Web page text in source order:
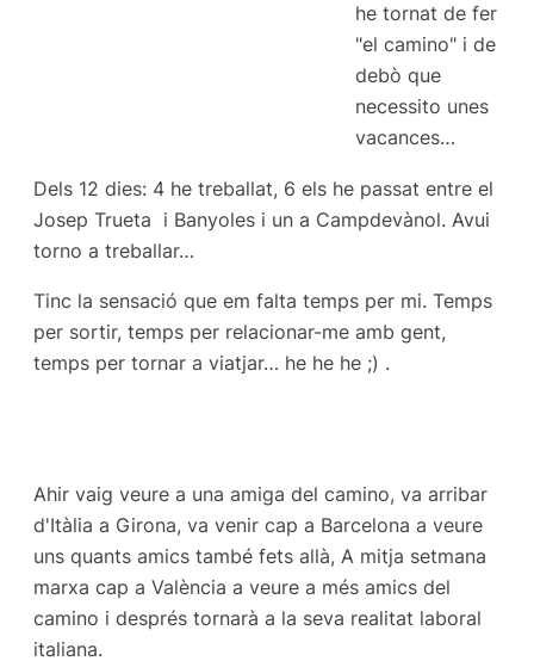
he tornat de fer
"el camino" i de
debò que
necessito unes
vacances…
Dels 12 dies: 4 he treballat, 6 els he passat entre el
Josep Trueta i Banyoles i un a Campdevànol. Avui
torno a treballar…
Tinc la sensació que em falta temps per mi. Temps
per sortir, temps per relacionar-me amb gent,
temps per tornar a viatjar… he he he ;) .
Ahir vaig veure a una amiga del camino, va arribar
d'Itàlia a Girona, va venir cap a Barcelona a veure
uns quants amics també fets allà, A mitja setmana
marxa cap a València a veure a més amics del
camino i després tornarà a la seva realitat laboral
italiana.